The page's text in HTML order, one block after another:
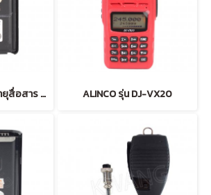
ALINCO แบตเตอรี่วิทยุสื่อสาร DJ-A10 (BLACK) ALINCO รุ่น DJ-VX20